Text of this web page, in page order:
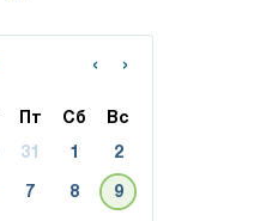
›
‹
Пт Сб Вс
31 1 2
7 8 9